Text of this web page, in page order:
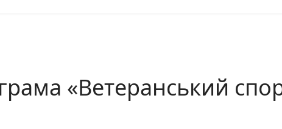
«Ветеранський